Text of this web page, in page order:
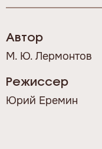
Автор
М. Ю. Лермонтов
Режиссер
Юрий Еремин